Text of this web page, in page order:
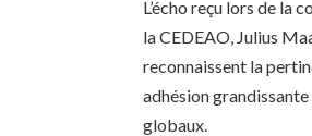
L’écho reçu lors de la
la CEDEAO, Julius
reconnaissent la
adhésion grandissante
globaux.